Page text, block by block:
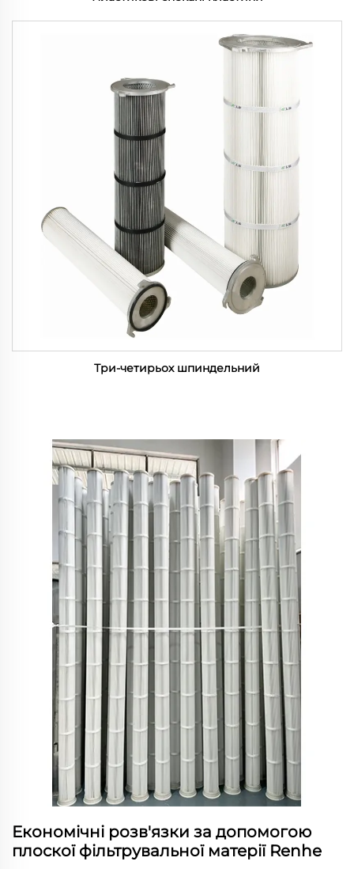
Три-четирьох шпиндельний
Економічні розв'язки за допомогою
плоскої фільтрувальної матерії Renhe